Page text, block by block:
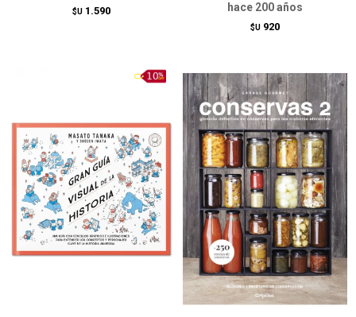
$U 1.590
hace 200 años
$U 920